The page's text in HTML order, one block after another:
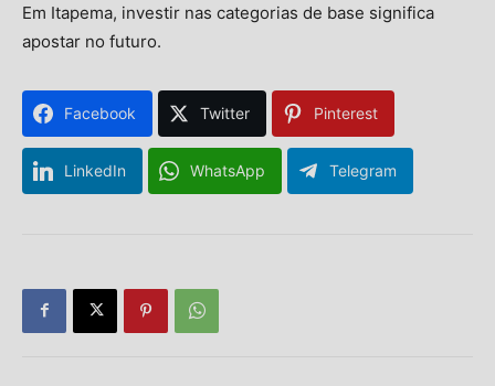
Em Itapema, investir nas categorias de base significa
apostar no futuro.
Facebook Twitter Pinterest
LinkedIn WhatsApp Telegram